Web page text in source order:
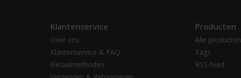
Klantenservice
Over ons
Klantenservice & FAQ
Betaalmethoden
Producten
Alle producten
Tags
RSS-feed